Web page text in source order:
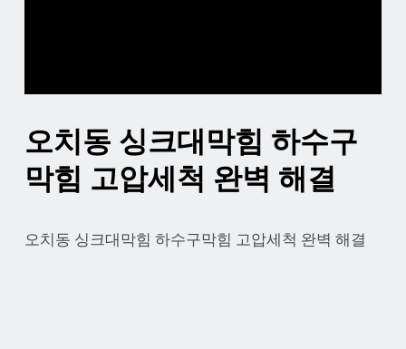
오치동 싱크대막힘 하수구
막힘 고압세척 완벽 해결
오치동 싱크대막힘 하수구막힘 고압세척 완벽 해결